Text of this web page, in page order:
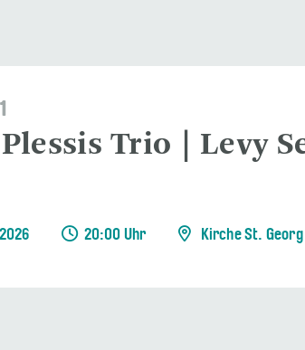
Trio | Levy
20:00 Uhr Kirche St.